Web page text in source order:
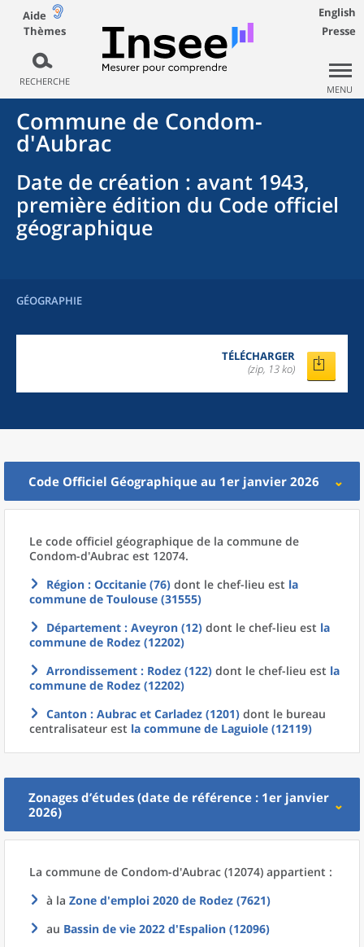
Aide
Thèmes
RECHERCHE
English
Presse
MENU
Commune de Condom-
d'Aubrac
Date de création : avant 1943,
première édition du Code officiel
géographique
GÉOGRAPHIE
TÉLÉCHARGER
(zip, 13 ko)
Code Officiel Géographique au 1er janvier 2026
Le code officiel géographique de la commune de
Condom-d'Aubrac est 12074.
Région : Occitanie (76) dont le chef-lieu est la
commune de Toulouse (31555)
Département : Aveyron (12) dont le chef-lieu est la
commune de Rodez (12202)
Arrondissement : Rodez (122) dont le chef-lieu est la
commune de Rodez (12202)
Canton : Aubrac et Carladez (1201) dont le bureau
centralisateur est la commune de Laguiole (12119)
Zonages d’études (date de référence : 1er janvier
2026)
La commune de Condom-d'Aubrac (12074) appartient :
à la Zone d'emploi 2020 de Rodez (7621)
au Bassin de vie 2022 d'Espalion (12096)